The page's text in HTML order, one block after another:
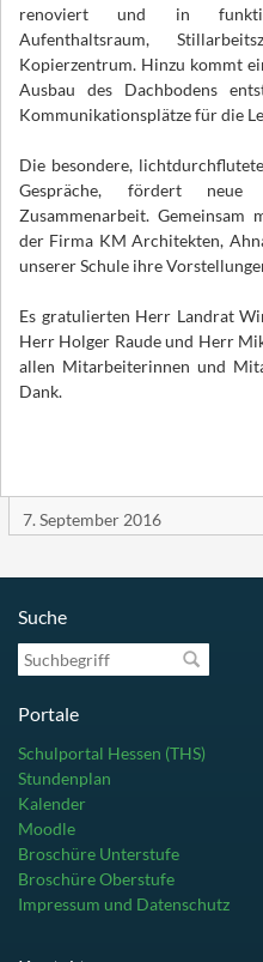
renoviert und in
Aufenthaltsraum,
Kopierzentrum. Hinzu kommt
Ausbau des Dachbodens
Kommunikationsplätze für die
Die besondere,
Gespräche, fördert
Zusammenarbeit. Gemeinsam
der Firma KM Architekten,
unserer Schule ihre
Es gratulierten Herr Landrat
Herr Holger Raude und Herr
allen Mitarbeiterinnen und
Dank.
7. September 2016
Suche
Suchbegriff
Portale
Schulportal Hessen (THS)
Stundenplan
Kalender
Moodle
Broschüre Unterstufe
Broschüre Oberstufe
Impressum und Datenschutz